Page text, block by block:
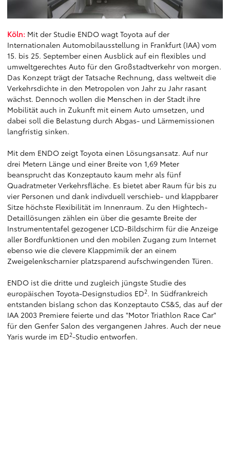
Köln: Mit der Studie ENDO wagt Toyota auf der
Internationalen Automobilausstellung in Frankfurt (IAA) vom
15. bis 25. September einen Ausblick auf ein flexibles und
umweltgerechtes Auto für den Großstadtverkehr von morgen.
Das Konzept trägt der Tatsache Rechnung, dass weltweit die
Verkehrsdichte in den Metropolen von Jahr zu Jahr rasant
wächst. Dennoch wollen die Menschen in der Stadt ihre
Mobilität auch in Zukunft mit einem Auto umsetzen, und
dabei soll die Belastung durch Abgas- und Lärmemissionen
langfristig sinken.
Mit dem ENDO zeigt Toyota einen Lösungsansatz. Auf nur
drei Metern Länge und einer Breite von 1,69 Meter
beansprucht das Konzeptauto kaum mehr als fünf
Quadratmeter Verkehrsfläche. Es bietet aber Raum für bis zu
vier Personen und dank indivduell verschieb- und klappbarer
Sitze höchste Flexibilität im Innenraum. Zu den Hightech-
Detaillösungen zählen ein über die gesamte Breite der
Instrumententafel gezogener LCD-Bildschirm für die Anzeige
aller Bordfunktionen und den mobilen Zugang zum Internet
ebenso wie die clevere Klappmimik der an einem
Zweigelenkscharnier platzsparend aufschwingenden Türen.
ENDO ist die dritte und zugleich jüngste Studie des
europäischen Toyota-Designstudios ED2. In Südfrankreich
entstanden bislang schon das Konzeptauto CS&S, das auf der
IAA 2003 Premiere feierte und das "Motor Triathlon Race Car"
für den Genfer Salon des vergangenen Jahres. Auch der neue
Yaris wurde im ED2-Studio entworfen.